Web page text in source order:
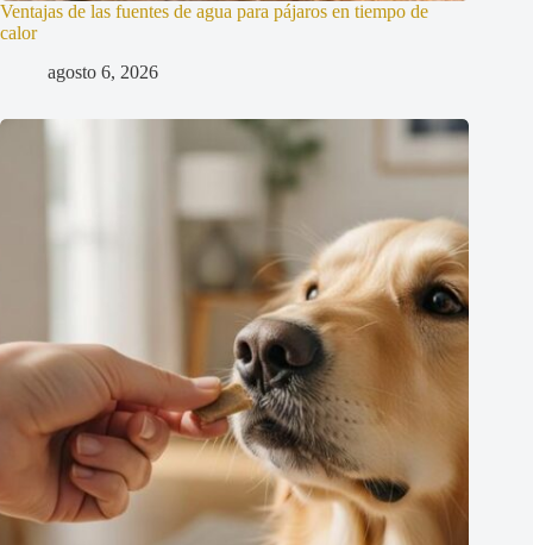
Ventajas de las fuentes de agua para pájaros en tiempo de
calor
agosto 6, 2026